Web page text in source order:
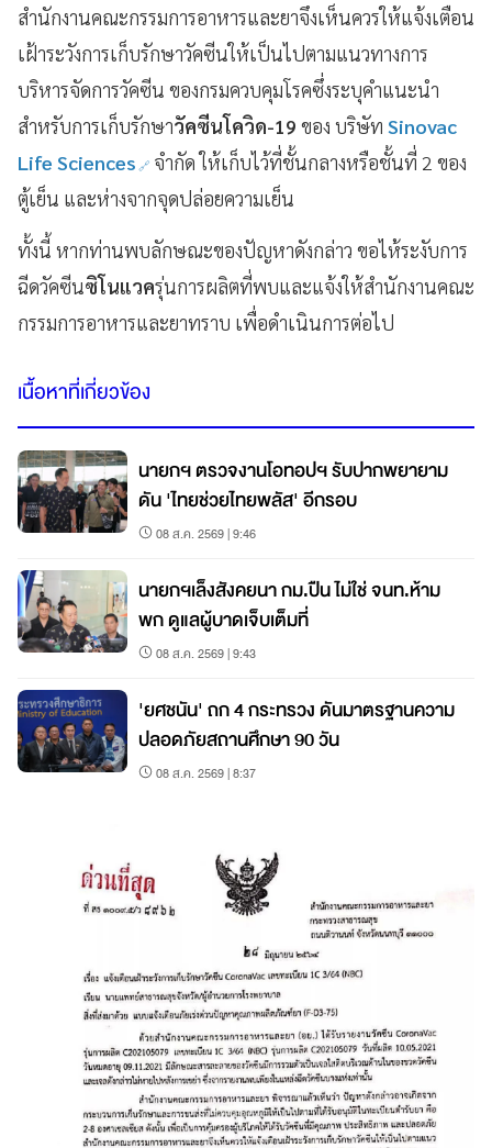
สำนักงานคณะกรรมการอาหารและยาจึงเห็นควรให้แจ้งเตือน
เฝ้าระวังการเก็บรักษาวัคซีนให้เป็นไปตามแนวทางการ
บริหารจัดการวัคซีน ของกรมควบคุมโรคซึ่งระบุคำแนะนำ
สำหรับการเก็บรักษาวัคซีนโควิด-19 ของ บริษัท Sinovac
Life Sciences จำกัด ให้เก็บไว้ที่ชั้นกลางหรือชั้นที่ 2 ของ
ตู้เย็น และห่างจากจุดปล่อยความเย็น
ทั้งนี้ หากท่านพบลักษณะของปัญหาดังกล่าว ขอไห้ระงับการ
ฉีดวัคซีนซิโนแวครุ่นการผลิตที่พบและแจ้งให้สำนักงานคณะ
กรรมการอาหารและยาทราบ เพื่อดำเนินการต่อไป
เนื้อหาที่เกี่ยวข้อง
นายกฯ ตรวจงานโอทอปฯ รับปากพยายาม
ดัน 'ไทยช่วยไทยพลัส' อีกรอบ
08 ส.ค. 2569 | 9:46
นายกฯเล็งสังคยนา กม.ปืน ไม่ใช่ จนท.ห้าม
พก ดูแลผู้บาดเจ็บเต็มที่
08 ส.ค. 2569 | 9:43
'ยศชนัน' ถก 4 กระทรวง ดันมาตรฐานความ
ปลอดภัยสถานศึกษา 90 วัน
08 ส.ค. 2569 | 8:37